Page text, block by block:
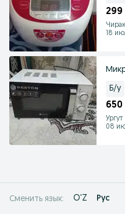
299
18
Б/у
650
Ургут
08
Сменить язык: O'Z Рус